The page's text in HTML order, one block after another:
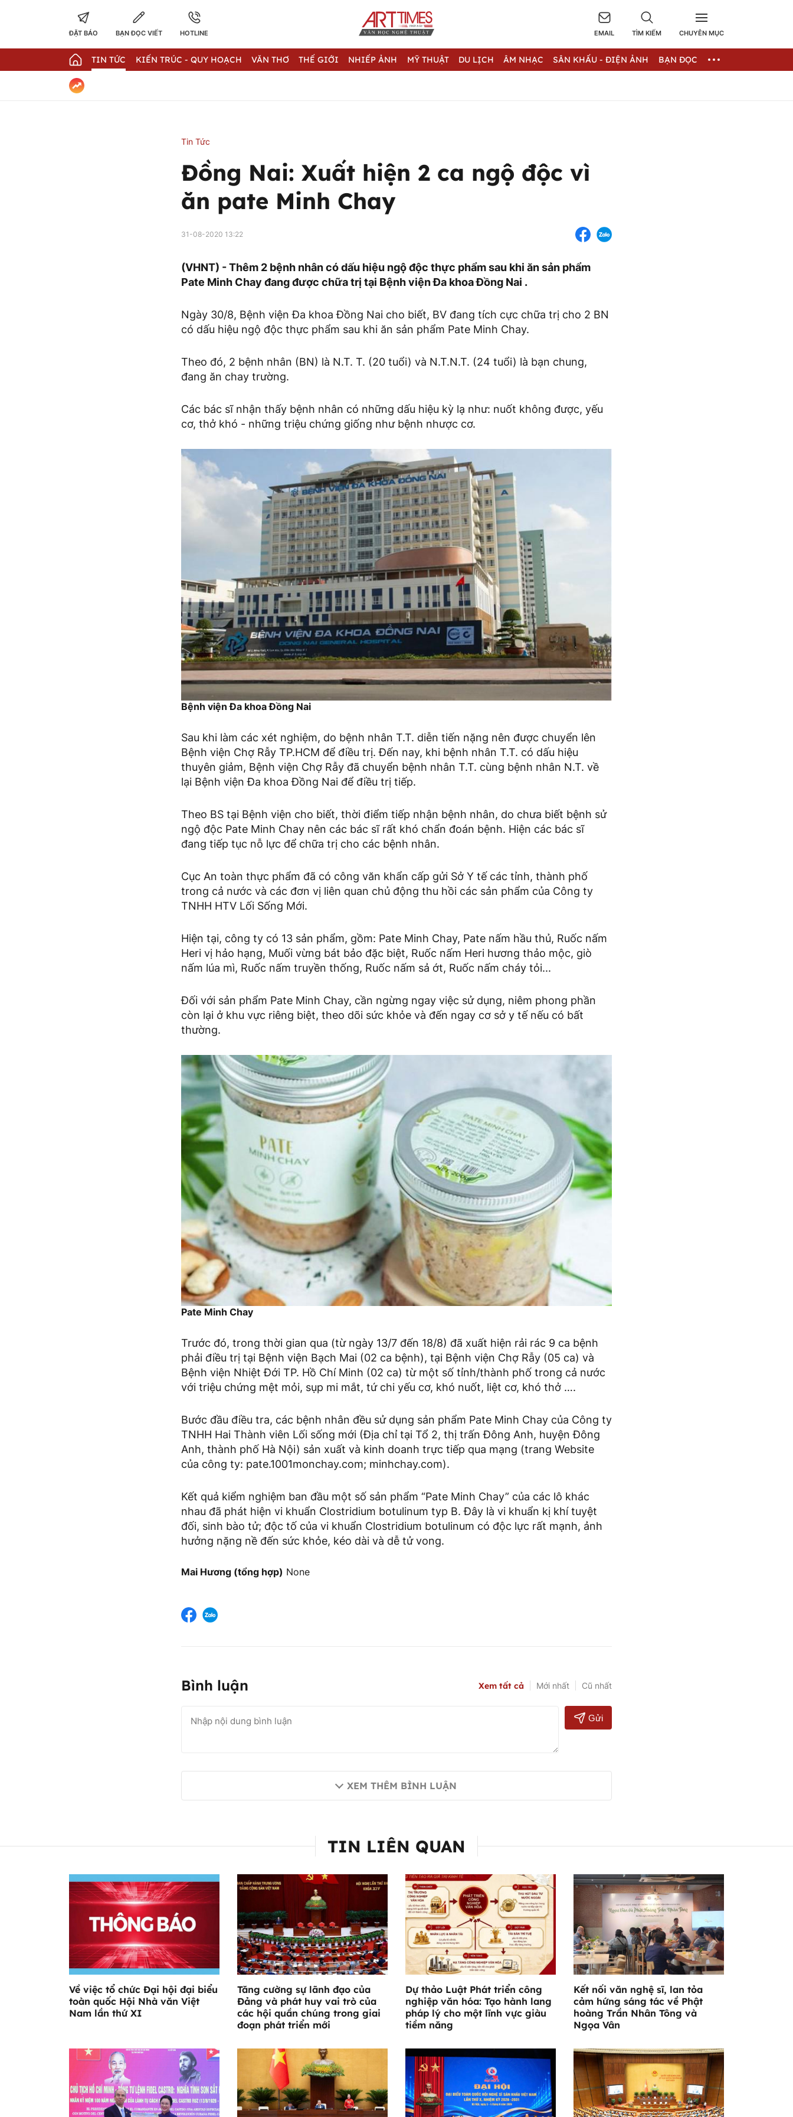
ĐẶT BÁO BẠN ĐỌC VIẾT HOTLINE EMAIL TÌM KIẾM CHUYÊN MỤC
TIN TỨC KIẾN TRÚC - QUY HOẠCH VĂN THƠ THẾ GIỚI NHIẾP ẢNH MỸ THUẬT DU LỊCH ÂM NHẠC SÂN KHẤU - ĐIỆN ẢNH BẠN ĐỌC
Tin Tức
Đồng Nai: Xuất hiện 2 ca ngộ độc vì
ăn pate Minh Chay
31-08-2020 13:22
(VHNT) - Thêm 2 bệnh nhân có dấu hiệu ngộ độc thực phẩm sau khi ăn sản phẩm
Pate Minh Chay đang được chữa trị tại Bệnh viện Đa khoa Đồng Nai .
Ngày 30/8, Bệnh viện Đa khoa Đồng Nai cho biết, BV đang tích cực chữa trị cho 2 BN
có dấu hiệu ngộ độc thực phẩm sau khi ăn sản phẩm Pate Minh Chay.
Theo đó, 2 bệnh nhân (BN) là N.T. T. (20 tuổi) và N.T.N.T. (24 tuổi) là bạn chung,
đang ăn chay trường.
Các bác sĩ nhận thấy bệnh nhân có những dấu hiệu kỳ lạ như: nuốt không được, yếu
cơ, thở khó - những triệu chứng giống như bệnh nhược cơ.
Bệnh viện Đa khoa Đồng Nai
Sau khi làm các xét nghiệm, do bệnh nhân T.T. diễn tiến nặng nên được chuyển lên
Bệnh viện Chợ Rẫy TP.HCM để điều trị. Đến nay, khi bệnh nhân T.T. có dấu hiệu
thuyên giảm, Bệnh viện Chợ Rẫy đã chuyển bệnh nhân T.T. cùng bệnh nhân N.T. về
lại Bệnh viện Đa khoa Đồng Nai để điều trị tiếp.
Theo BS tại Bệnh viện cho biết, thời điểm tiếp nhận bệnh nhân, do chưa biết bệnh sử
ngộ độc Pate Minh Chay nên các bác sĩ rất khó chẩn đoán bệnh. Hiện các bác sĩ
đang tiếp tục nỗ lực để chữa trị cho các bệnh nhân.
Cục An toàn thực phẩm đã có công văn khẩn cấp gửi Sở Y tế các tỉnh, thành phố
trong cả nước và các đơn vị liên quan chủ động thu hồi các sản phẩm của Công ty
TNHH HTV Lối Sống Mới.
Hiện tại, công ty có 13 sản phẩm, gồm: Pate Minh Chay, Pate nấm hầu thủ, Ruốc nấm
Heri vị hảo hạng, Muối vừng bát bảo đặc biệt, Ruốc nấm Heri hương thảo mộc, giò
nấm lúa mì, Ruốc nấm truyền thống, Ruốc nấm sả ớt, Ruốc nấm cháy tỏi...
Đối với sản phẩm Pate Minh Chay, cần ngừng ngay việc sử dụng, niêm phong phần
còn lại ở khu vực riêng biệt, theo dõi sức khỏe và đến ngay cơ sở y tế nếu có bất
thường.
Pate Minh Chay
Trước đó, trong thời gian qua (từ ngày 13/7 đến 18/8) đã xuất hiện rải rác 9 ca bệnh
phải điều trị tại Bệnh viện Bạch Mai (02 ca bệnh), tại Bệnh viện Chợ Rẫy (05 ca) và
Bệnh viện Nhiệt Đới TP. Hồ Chí Minh (02 ca) từ một số tỉnh/thành phố trong cả nước
với triệu chứng mệt mỏi, sụp mi mắt, tứ chi yếu cơ, khó nuốt, liệt cơ, khó thở ….
Bước đầu điều tra, các bệnh nhân đều sử dụng sản phẩm Pate Minh Chay của Công ty
TNHH Hai Thành viên Lối sống mới (Địa chỉ tại Tổ 2, thị trấn Đông Anh, huyện Đông
Anh, thành phố Hà Nội) sản xuất và kinh doanh trực tiếp qua mạng (trang Website
của công ty: pate.1001monchay.com; minhchay.com).
Kết quả kiểm nghiệm ban đầu một số sản phẩm “Pate Minh Chay” của các lô khác
nhau đã phát hiện vi khuẩn Clostridium botulinum typ B. Đây là vi khuẩn kị khí tuyệt
đối, sinh bào tử; độc tố của vi khuẩn Clostridium botulinum có độc lực rất mạnh, ảnh
hưởng nặng nề đến sức khỏe, kéo dài và dễ tử vong.
Mai Hương (tổng hợp) None
Bình luận Xem tất cả Mới nhất Cũ nhất
Gửi
XEM THÊM BÌNH LUẬN
TIN LIÊN QUAN
Về việc tổ chức Đại hội đại biểu
toàn quốc Hội Nhà văn Việt
Nam lần thứ XI
Tăng cường sự lãnh đạo của
Đảng và phát huy vai trò của
các hội quần chúng trong giai
đoạn phát triển mới
Dự thảo Luật Phát triển công
nghiệp văn hóa: Tạo hành lang
pháp lý cho một lĩnh vực giàu
tiềm năng
Kết nối văn nghệ sĩ, lan tỏa
cảm hứng sáng tác về Phật
hoàng Trần Nhân Tông và
Ngọa Vân